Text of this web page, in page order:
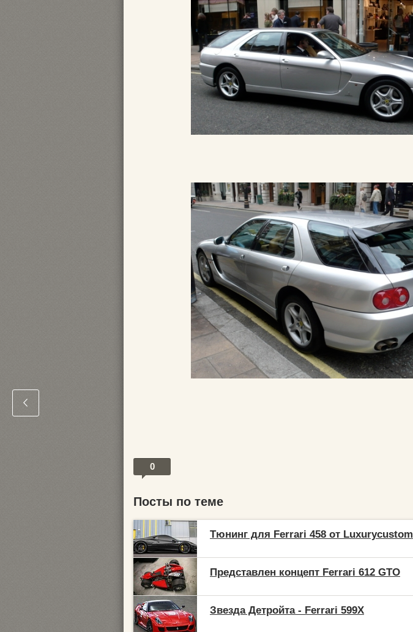
0
Посты по теме
Тюнинг для Ferrari 458 от Luxurycustom
Представлен концепт Ferrari 612 GTO
Звезда Детройта - Ferrari 599X